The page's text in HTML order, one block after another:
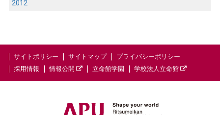
2012
サイトポリシー サイトマップ
プライバシーポリシー
採用情報
情報公開 立命館学園 学校法人立命館